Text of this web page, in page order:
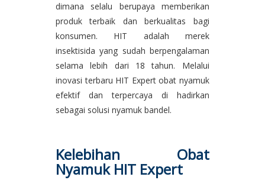
dimana selalu berupaya memberikan
produk terbaik dan berkualitas bagi
konsumen. HIT adalah merek
insektisida yang sudah berpengalaman
selama lebih dari 18 tahun. Melalui
inovasi terbaru HIT Expert obat nyamuk
efektif dan terpercaya di hadirkan
sebagai solusi nyamuk bandel.
Kelebihan Obat
Nyamuk HIT Expert